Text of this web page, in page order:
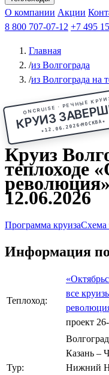
Чебоксарыиз Волгограда
КазаньВ Нижний
РыбинскНа СоловкиНа
Афанасий Никитин
ФединАлександр
МироновА.С.Попов
О компании Акции
8 800 707-07-12 +7 495
Главная
/из Волгограда
/из Волгограда на
ONCRUISE · РЕЧНЫЕ
КРУИЗ
★12.06.2026МОСКВА★
Круиз
теплоходе
12.06.2026
Программа круизаСхема
Информация
Теплоход:
все
проект
Тур:
Казань –
Нижний